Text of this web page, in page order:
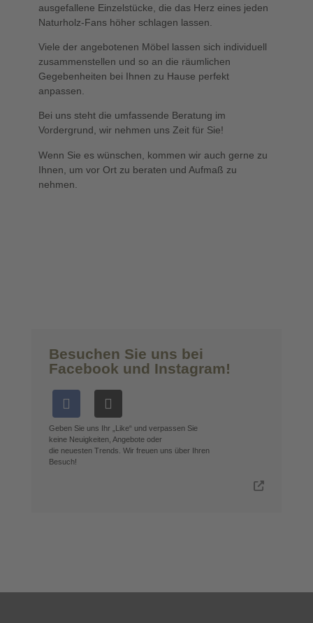
ausgefallene Einzelstücke, die das Herz eines jeden
Naturholz-Fans höher schlagen lassen.
Viele der angebotenen Möbel lassen sich individuell
zusammenstellen und so an die räumlichen
Gegebenheiten bei Ihnen zu Hause perfekt
anpassen.
Bei uns steht die umfassende Beratung im
Vordergrund, wir nehmen uns Zeit für Sie!
Wenn Sie es wünschen, kommen wir auch gerne zu
Ihnen, um vor Ort zu beraten und Aufmaß zu
nehmen.
Besuchen Sie uns bei
Facebook und Instagram!
Geben Sie uns Ihr „Like“ und verpassen Sie
keine Neuigkeiten, Angebote oder
die neuesten Trends. Wir freuen uns über Ihren
Besuch!